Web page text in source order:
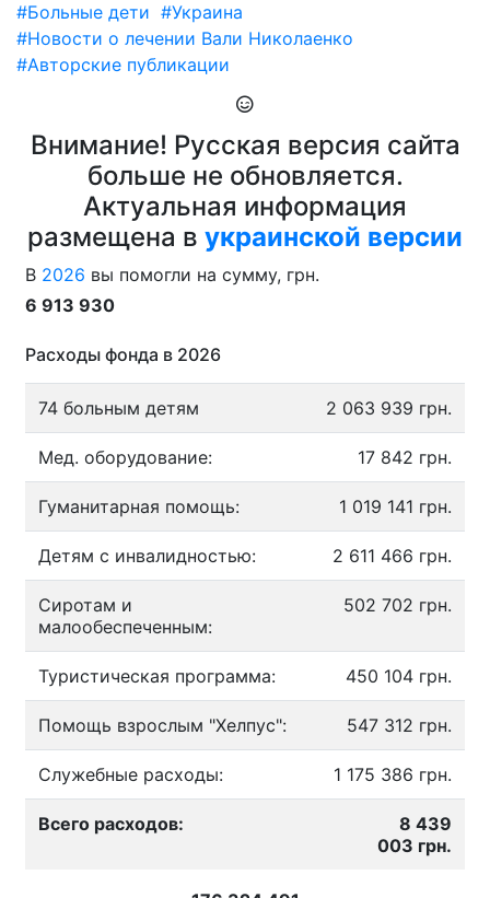
#Больные дети #Украина
#Новости о лечении Вали Николаенко
#Авторские публикации
Внимание! Русская версия сайта
больше не обновляется.
Актуальная информация
размещена в украинской версии
В 2026 вы помогли на сумму, грн.
6 913 930
Расходы фонда в 2026
74 больным детям 2 063 939 грн.
Мед. оборудование: 17 842 грн.
Гуманитарная помощь: 1 019 141 грн.
Детям с инвалидностью: 2 611 466 грн.
Сиротам и
малообеспеченным:
502 702 грн.
Туристическая программа: 450 104 грн.
Помощь взрослым "Хелпус": 547 312 грн.
Служебные расходы: 1 175 386 грн.
Всего расходов:
8 439
003 грн.